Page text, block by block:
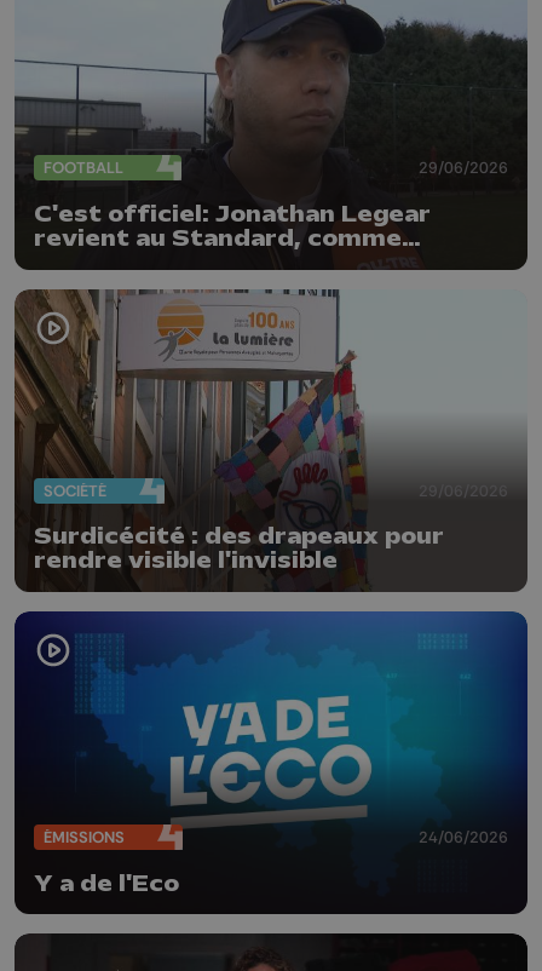
FOOTBALL 29/06/2026
C'est officiel: Jonathan Legear
revient au Standard, comme
SOCIÉTÉ 29/06/2026
Surdicécité : des drapeaux pour
rendre visible l'invisible
ÉMISSIONS 24/06/2026
Y a de l'Eco